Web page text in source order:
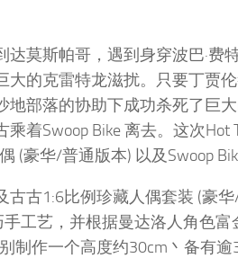
达莫斯帕哥，遇到身穿波巴·
大的克雷特龙滋扰。只要丁贾
地部落的协助下成功杀死了巨
着Swoop Bike 离去。这次Hot
(豪华/普通版本) 以及Swoop
古古1:6比例珍藏人偶套装 (豪
工艺，并根据曼达洛人角色
制作一个高度约30cm丶备有